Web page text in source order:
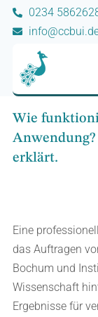
0234
Wie
erklärt.
Eine
das Auftragen
Bochum und
Wissenschaft
Ergebnisse für